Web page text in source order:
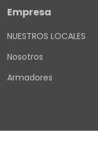
Empresa
NUESTROS LOCALES
Nosotros
Armadores